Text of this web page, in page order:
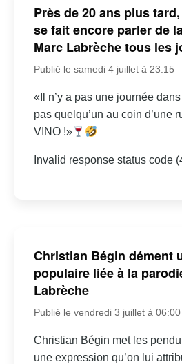
Près de 20 ans plus
se fait encore parler de
Marc Labrèche tous les
Publié le samedi 4 juillet à 23:15
«Il n’y a pas une journée
pas quelqu’un au coin d’une
VINO !»
Invalid response status code
Christian Bégin dément
populaire liée à la
Labrèche
Publié le vendredi 3 juillet à 06:00
Christian Bégin met les
une expression qu’on lui